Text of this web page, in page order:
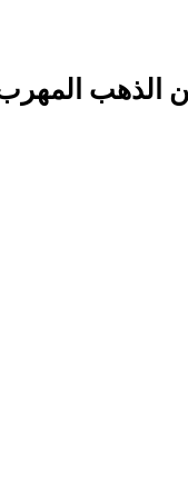
ناشط
جثمان
لكل
المهرب